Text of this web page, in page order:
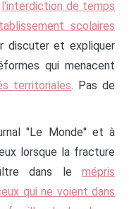
l'interdiction de temps
scolaires
discuter et expliquer
qui menacent
territoriales. Pas de
"Le Monde" et à
lorsque la fracture
dans le mépris
qui ne voient dans